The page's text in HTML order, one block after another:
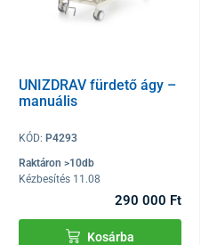
UNIZDRAV fürdető ágy –
manuális
KÓD: P4293
Raktáron >10db
Kézbesítés 11.08
290 000 Ft
Kosárba